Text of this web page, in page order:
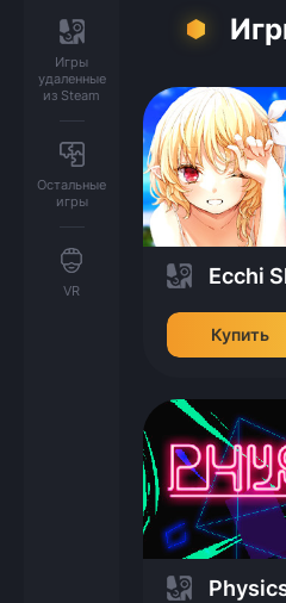
Игры
удаленные
из Steam
Остальные
игры
VR
Ecchi
Купить